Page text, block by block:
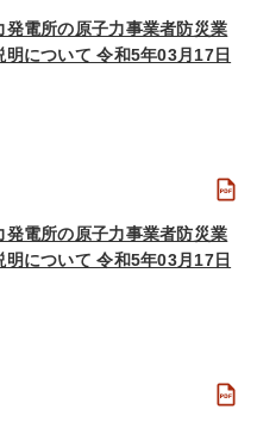
発電所の原子力事業者防災業
について 令和5年03月17日
発電所の原子力事業者防災業
について 令和5年03月17日